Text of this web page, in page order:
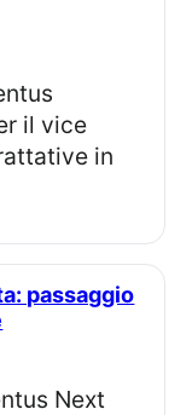
il vice
in